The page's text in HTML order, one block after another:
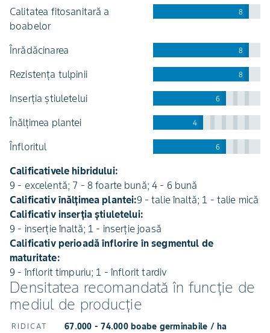
calitatea fitosanitară a
boabelor
8
înrădăcinarea 8
rezistența tulpinii 8
inserția știuletelui 6
înălțimea plantei 4
înfloritul 6
Calificativele hibridului:
9 - excelentă; 7 - 8 foarte bună; 4 - 6 bună
Calificativ înălțimea plantei:9 - talie înaltă; 1 - talie mică
Calificativ inserția știuletelui:
9 - inserție înaltă; 1 - inserție joasă
Calificativ perioadă înflorire în segmentul de
maturitate:
9 - înflorit timpuriu; 1 - înflorit tardiv
Densitatea recomandată în funcţie de
mediul de producţie
RIDICAT 67.000 - 74.000 boabe germinabile / ha